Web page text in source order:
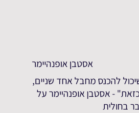
אסטבן אופנהיימר
להכנס מחבל אחד שניים,
- אסטבן אופנהיימר על
בחולית